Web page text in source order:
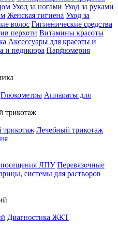
Уход за ногами Уход за руками
Женская гигиена Уход за
волос Гигиенические средства
перхоти Витамины красоты
Аксессуары для красоты и
и педикюра Парфюмерия
Глюкометры Аппараты для
трикотаж
трикотаж Лечебный трикотаж
ЛПУ Перевязочные
системы для растворов
Диагностика ЖКТ